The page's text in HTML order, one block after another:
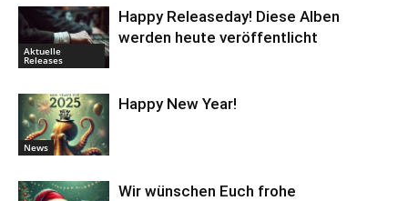
Aktuelle
Releases
Happy Releaseday! Diese Alben
werden heute veröffentlicht
News
Happy New Year!
Wir wünschen Euch frohe